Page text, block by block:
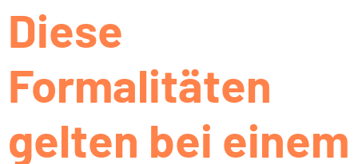
Diese
Formalitäten
gelten bei einem